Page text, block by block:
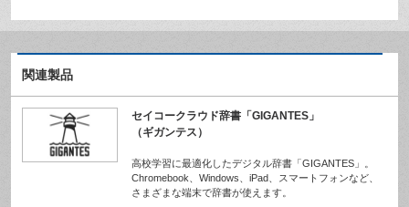
関連製品
セイコークラウド辞書「GIGANTES」
（ギガンテス）
高校学習に最適化したデジタル辞書「GIGANTES」。
Chromebook、Windows、iPad、スマートフォンなど、
さまざまな端末で辞書が使えます。